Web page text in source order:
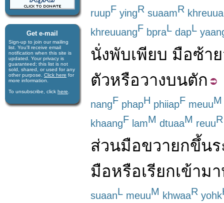
Get e-mail
Sign-up to join our mail­ing
list. You'll receive e­mail
notification when this site is
updated. Your privacy is
guaran­teed; this list is not
sold, shared, or used for any
other purpose. Click here for
more infor­mation.
To unsubscribe, click here
ruupF yingR suaamR
khreuuangF bpraL dapL
นั่งพับเพียบ มือซ้าย
ตัวหรือวางบนตัก
nangF phapH phiiapF meuuM
khaangF lamM dtuaaM reuuR
ส่วนมือขวายกขึ้น
มือหรือเรียกเข้ามา
suaanL meuuM khwaaR yohk